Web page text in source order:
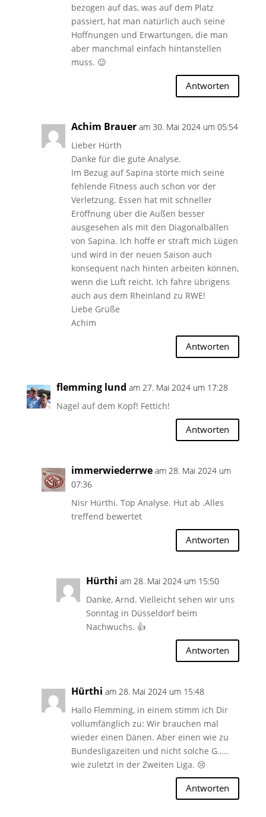
bezogen auf das, was auf dem Platz
passiert, hat man natürlich auch seine
Hoffnungen und Erwartungen, die man
aber manchmal einfach hintanstellen
muss. 😉
Antworten
Achim Brauer am 30. Mai 2024 um 05:54
Lieber Hürth
Danke für die gute Analyse.
Im Bezug auf Sapina störte mich seine
fehlende Fitness auch schon vor der
Verletzung. Essen hat mit schneller
Eröffnung über die Außen besser
ausgesehen als mit den Diagonalbällen
von Sapina. Ich hoffe er straft mich Lügen
und wird in der neuen Saison auch
konsequent nach hinten arbeiten können,
wenn die Luft reicht. Ich fahre übrigens
auch aus dem Rheinland zu RWE!
Liebe Grüße
Achim
Antworten
flemming lund am 27. Mai 2024 um 17:28
Nagel auf dem Kopf! Fettich!
Antworten
immerwiederrwe am 28. Mai 2024 um
07:36
Nisr Hürthi. Top Analyse. Hut ab .Alles
treffend bewertet
Antworten
Hürthi am 28. Mai 2024 um 15:50
Danke, Arnd. Vielleicht sehen wir uns
Sonntag in Düsseldorf beim
Nachwuchs. 👍
Antworten
Hürthi am 28. Mai 2024 um 15:48
Hallo Flemming, in einem stimm ich Dir
vollumfänglich zu: Wir brauchen mal
wieder einen Dänen. Aber einen wie zu
Bundesligazeiten und nicht solche G…..
wie zuletzt in der Zweiten Liga. 😢
Antworten